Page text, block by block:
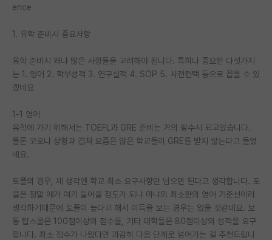
반도체/AI 게시판
장학금/장학생 게시판
학술 정보 게시판
홍보 게시판
유학교육
이벤트
반도체 아카데미
재팬라운지 🌸
ence
1. 유학 준비시 중요사항
유학 준비시 꽤나 많은 사항들을 고려해야 됩니다. 특히나 중요한 다섯가지
는 1. 영어 2. 학부성적 3. 연구실적 4. SOP 5. 사전컨택 등으로 꼽을 수 있
겠네요
1-1 영어
유학에 가기 위해서는 TOEFL과 GRE 준비는 거의 필수시 되고있습니다.
물론 코로나 상황과 겹쳐 요즘은 많은 학교들이 GRE를 받지 않는다고 들었
네요.
토플의 경우, 제 생각엔 학교 최소 요구사항만 넘으면 된다고 생각합니다. 토
플은 정말 얘가 여기 들어올 정도가 되냐 마냐의 최소한의 영어 기준선이라
생각하기때문에 토플이 높다고 해서 이득을 보는 경우는 없을 것같네요. 보
통 탑스쿨은 100점이상의 점수를, 기타 대학들은 80점이상의 성적을 요구
합니다. 최소 점수가 나왔다면 과감히 다음 단계로 넘어가는 걸 추천드립니